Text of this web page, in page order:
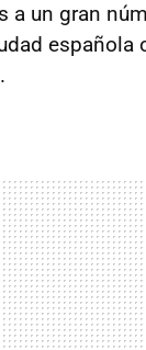
a un gran